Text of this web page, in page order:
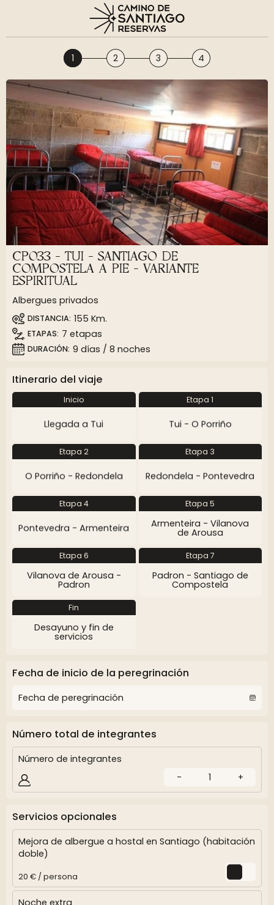
1 2 3 4
CP033 - TUI - SANTIAGO DE
COMPOSTELA A PIE - VARIANTE
ESPIRITUAL
Albergues privados
DISTANCIA 155 Km.
ETAPAS 7 etapas
DURACIÓN 9 días / 8 noches
Itinerario del viaje
Inicio
Llegada a Tui
Etapa 1
Tui - O Porriño
Etapa 2
O Porriño - Redondela
Etapa 3
Redondela - Pontevedra
Etapa 4
Pontevedra - Armenteira
Etapa 5
Armenteira - Vilanova
de Arousa
Etapa 6
Vilanova de Arousa -
Padron
Etapa 7
Padron - Santiago de
Compostela
Fin
Desayuno y fin de
servicios
Fecha de inicio de la peregrinación
Número total de integrantes
Número de integrantes
-
1 +
Servicios opcionales
Mejora de albergue a hostal en Santiago (habitación
doble)
20 € / persona